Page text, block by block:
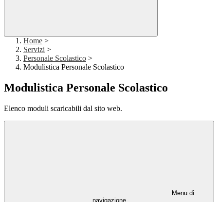
Home >
Servizi >
Personale Scolastico >
Modulistica Personale Scolastico
Modulistica Personale Scolastico
Elenco moduli scaricabili dal sito web.
Menu di
navigazione